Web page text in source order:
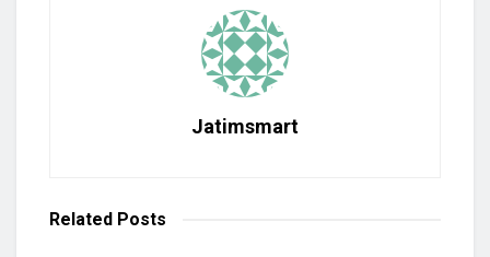
Jatimsmart
Related Posts